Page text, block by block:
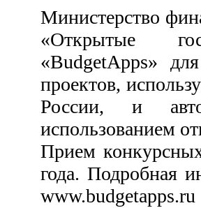
Министерство
«Открытые
«BudgetApps»
проектов,
России, и
использованием
Прием
года. Подробная
www.budgetapps.ru